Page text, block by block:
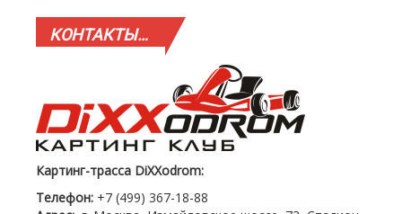
КОНТАКТЫ…
Картинг-трасса DiXXodrom:
Телефон: +7 (499) 367-18-88